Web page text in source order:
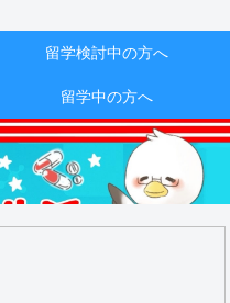
留学検討中の方へ
留学中の方へ